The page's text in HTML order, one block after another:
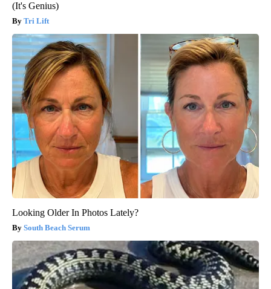
(It's Genius)
Tri Lift
Looking Older In Photos Lately?
South Beach Serum